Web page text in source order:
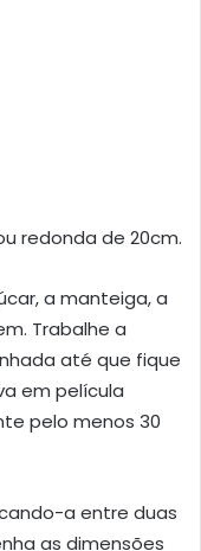
redonda de 20cm.
a manteiga, a
Trabalhe a
até que fique
em película
pelo menos 30
a entre duas
as dimensões